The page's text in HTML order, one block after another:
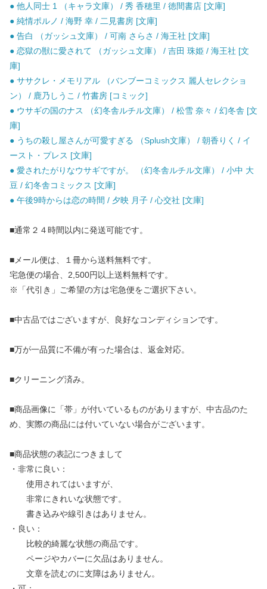
● 他人同士 1 （キャラ文庫） / 秀 香穂里 / 徳間書店 [文庫]
● 純情ポルノ / 海野 幸 / 二見書房 [文庫]
● 告白 （ガッシュ文庫） / 可南 さらさ / 海王社 [文庫]
● 恋獄の獣に愛されて （ガッシュ文庫） / 吉田 珠姫 / 海王社 [文
庫]
● ササクレ・メモリアル （バンブーコミックス 麗人セレクショ
ン） / 鹿乃しうこ / 竹書房 [コミック]
● ウサギの国のナス （幻冬舎ルチル文庫） / 松雪 奈々 / 幻冬舎 [文
庫]
● うちの殺し屋さんが可愛すぎる （Splush文庫） / 朝香りく / イ
ースト・プレス [文庫]
● 愛されたがりなウサギですが。 （幻冬舎ルチル文庫） / 小中 大
豆 / 幻冬舎コミックス [文庫]
● 午後9時からは恋の時間 / 夕映 月子 / 心交社 [文庫]
■通常２４時間以内に発送可能です。
■メール便は、１冊から送料無料です。
宅急便の場合、2,500円以上送料無料です。
※「代引き」ご希望の方は宅急便をご選択下さい。
■中古品ではございますが、良好なコンディションです。
■万が一品質に不備が有った場合は、返金対応。
■クリーニング済み。
■商品画像に「帯」が付いているものがありますが、中古品のた
め、実際の商品には付いていない場合がございます。
■商品状態の表記につきまして
・非常に良い：
使用されてはいますが、
非常にきれいな状態です。
書き込みや線引きはありません。
・良い：
比較的綺麗な状態の商品です。
ページやカバーに欠品はありません。
文章を読むのに支障はありません。